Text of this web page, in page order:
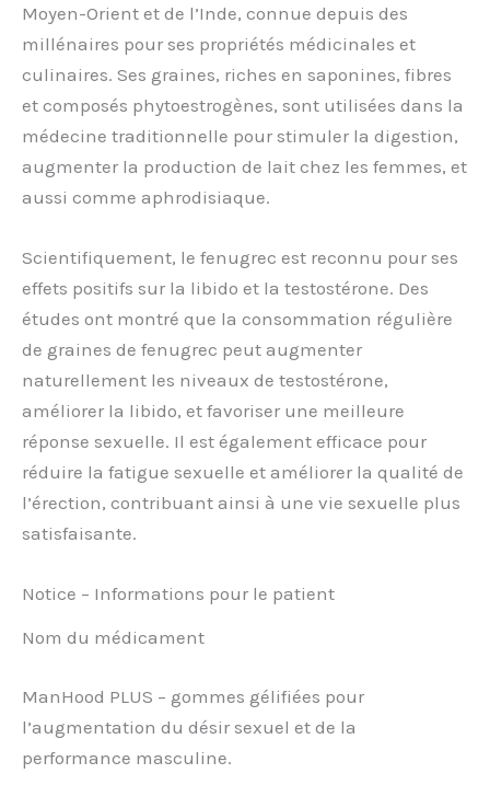
Moyen-Orient et de l’Inde, connue depuis des
millénaires pour ses propriétés médicinales et
culinaires. Ses graines, riches en saponines, fibres
et composés phytoestrogènes, sont utilisées dans la
médecine traditionnelle pour stimuler la digestion,
augmenter la production de lait chez les femmes, et
aussi comme aphrodisiaque.
Scientifiquement, le fenugrec est reconnu pour ses
effets positifs sur la libido et la testostérone. Des
études ont montré que la consommation régulière
de graines de fenugrec peut augmenter
naturellement les niveaux de testostérone,
améliorer la libido, et favoriser une meilleure
réponse sexuelle. Il est également efficace pour
réduire la fatigue sexuelle et améliorer la qualité de
l’érection, contribuant ainsi à une vie sexuelle plus
satisfaisante.
Notice – Informations pour le patient
Nom du médicament
ManHood PLUS – gommes gélifiées pour
l’augmentation du désir sexuel et de la
performance masculine.